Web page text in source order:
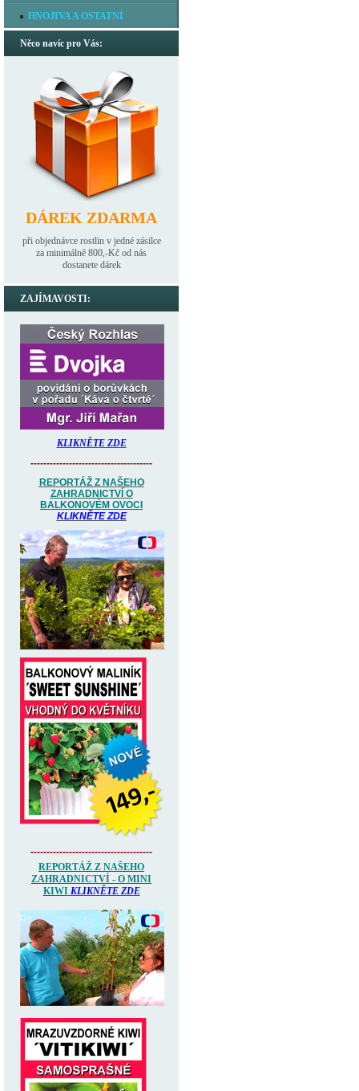
HNOJIVA A OSTATNÍ
Něco navíc pro Vás:
DÁREK ZDARMA
při objednávce rostlin v jedné zásilce
za minimálně 800,-Kč od nás
dostanete dárek
ZAJÍMAVOSTI:
KLIKNĚTE ZDE
--------------------------------------
REPORTÁŽ Z NAŠEHO
ZAHRADNICTVÍ O
BALKONOVÉM OVOCI
KLIKNĚTE ZDE
--------------------------------------
REPORTÁŽ Z NAŠEHO
ZAHRADNICTVÍ - O MINI
KIWI KLIKNĚTE ZDE